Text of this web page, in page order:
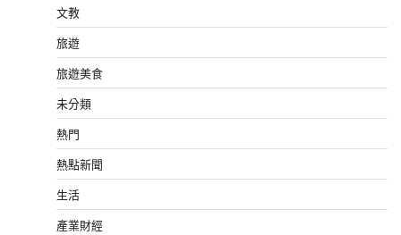
文教
旅遊
旅遊美食
未分類
熱門
熱點新聞
生活
產業財經